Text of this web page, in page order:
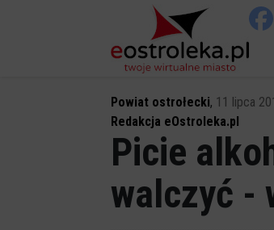
Powiat ostrołecki, 11 lipca
Redakcja eOstroleka.pl
Picie
walczyć -